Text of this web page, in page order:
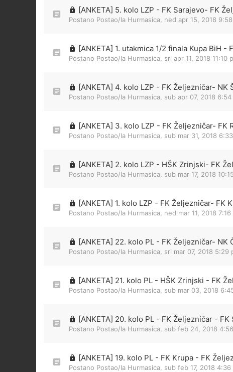
[ANKETA] 5. kolo LZP - FK Sarajevo- FK
Postano Postao/la Hurmasica ned apr 15, 2018
[ANKETA] 1. utakmica 1/2 finala Kupa BiH -
Postano Postao/la Hurmasica sri apr 11, 2018 11:10
[ANKETA] 4. kolo LZP - FK Željezničar- NK
Postano Postao/la Hurmasica sub apr 07, 2018 6:54
[ANKETA] 3. kolo LZP - FK Željezničar- FK
Postano Postao/la Hurmasica sub mar 31, 2018
[ANKETA] 2. kolo LZP - HŠK Zrinjski- FK
Postano Postao/la Hurmasica sub mar 17, 2018
[ANKETA] 1. kolo LZP - FK Željezničar- FK
Postano Postao/la Hurmasica ned mar 11, 2018 7:16
[ANKETA] 22. kolo PL - FK Željezničar- NK
Postano Postao/la Hurmasica sri mar 07, 2018 5:29
[ANKETA] 21. kolo PL - HŠK Zrinjski - FK
Postano Postao/la Hurmasica sub mar 03, 2018
[ANKETA] 20. kolo PL - FK Željezničar - FK
Postano Postao/la Hurmasica sub feb 24, 2018
[ANKETA] 19. kolo PL - FK Krupa - FK
Postano Postao/la Hurmasica sub feb 17, 2018 4:36